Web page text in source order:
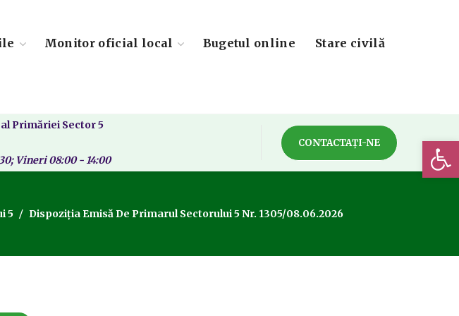
Monitor oficial local Bugetul online Stare civilă
Primăriei Sector 5
Vineri 08:00 - 14:00
CONTACTAȚI-NE
5 Dispoziția Emisă De Primarul Sectorului 5 Nr. 1305/08.06.2026